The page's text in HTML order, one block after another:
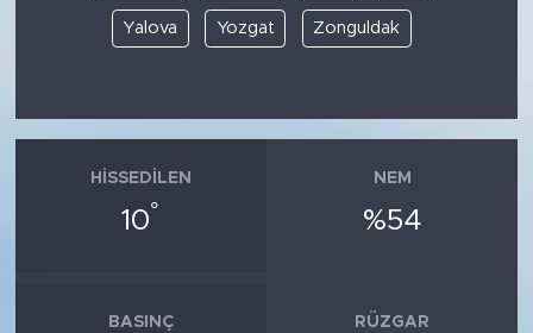
Yalova Yozgat Zonguldak
HISSEDILEN
10°
NEM
%54
BASINÇ RÜZGAR